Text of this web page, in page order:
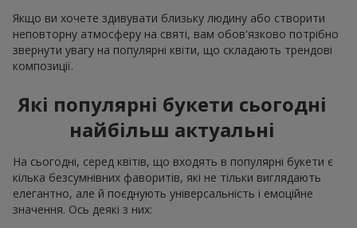
Якщо ви хочете здивувати близьку людину або створити
неповторну атмосферу на святі, вам обов'язково потрібно
звернути увагу на популярні квіти, що складають трендові
композиції.
Які популярні букети сьогодні
найбільш актуальні
На сьогодні, серед квітів, що входять в популярні букети є
кілька безсумнівних фаворитів, які не тільки виглядають
елегантно, але й поєднують універсальність і емоційне
значення. Ось деякі з них: